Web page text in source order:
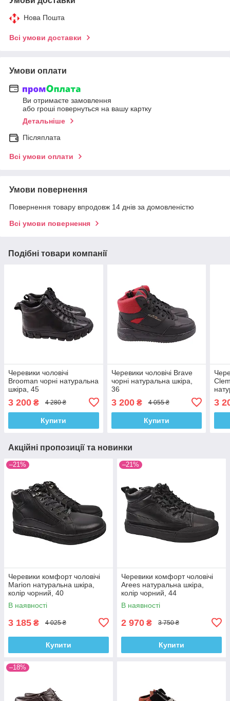
Нова Пошта
Всі умови доставки
Умови оплати
Ви отримаєте замовлення
або гроші повернуться на вашу картку
Детальніше
Післяплата
Всі умови оплати
Умови повернення
Повернення товару впродовж 14 днів за домовленістю
Всі умови повернення
Подібні товари компанії
Черевики чоловічі
Brooman чорні натуральна
шкіра, 45
3 200 ₴ 4 280 ₴
Купити
Черевики чоловічі Brave
чорні натуральна шкіра,
36
3 200₴ 4 055 ₴
Купити
3
Акційні пропозиції та новинки
–21%
Черевики комфорт чоловічі
Marion натуральна шкіра,
колір чорний, 40
В наявності
3 185 ₴ 4 025 ₴
Купити
–21%
Черевики комфорт чоловічі
Arees натуральна шкіра,
колір чорний, 44
В наявності
2 970 ₴ 3 750 ₴
Купити
–18%